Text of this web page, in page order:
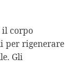
il corpo
per rigenerare
Gli